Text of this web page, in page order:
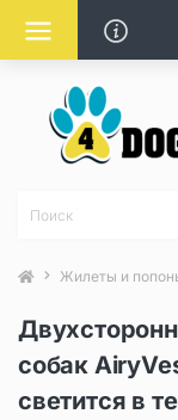
Жилеты и
собак
светится в